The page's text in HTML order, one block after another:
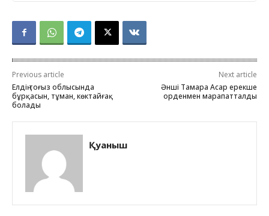
Previous article
Елдің тоғыз облысында
бұрқасын, тұман, көктайғақ
болады
Next article
Әнші Тамара Асар ерекше
орденмен марапатталды
Қуаныш